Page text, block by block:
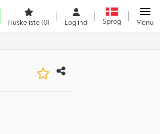
Huskeliste(0) Log ind Sprog Menu